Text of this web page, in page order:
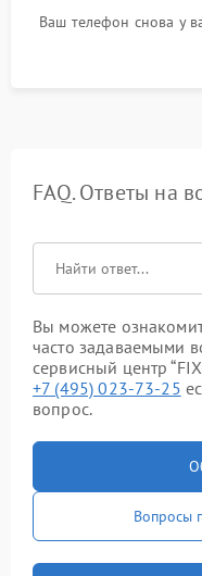
Ваш телефон снова у
FAQ. Ответы на
Вы можете
часто задаваемыми
сервисный центр
+7 (495) 023-73-25
вопрос.
Вопросы